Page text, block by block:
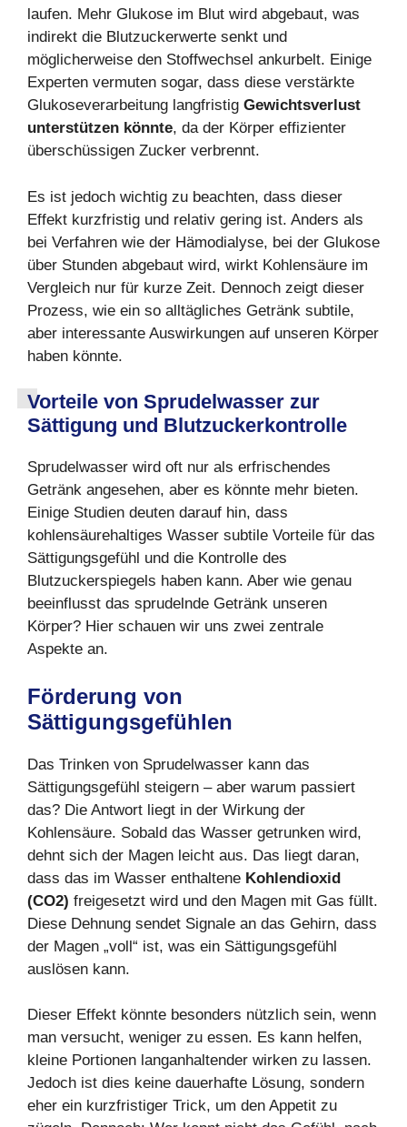
laufen. Mehr Glukose im Blut wird abgebaut, was
indirekt die Blutzuckerwerte senkt und
möglicherweise den Stoffwechsel ankurbelt. Einige
Experten vermuten sogar, dass diese verstärkte
Glukoseverarbeitung langfristig Gewichtsverlust
unterstützen könnte, da der Körper effizienter
überschüssigen Zucker verbrennt.
Es ist jedoch wichtig zu beachten, dass dieser
Effekt kurzfristig und relativ gering ist. Anders als
bei Verfahren wie der Hämodialyse, bei der Glukose
über Stunden abgebaut wird, wirkt Kohlensäure im
Vergleich nur für kurze Zeit. Dennoch zeigt dieser
Prozess, wie ein so alltägliches Getränk subtile,
aber interessante Auswirkungen auf unseren Körper
haben könnte.
Vorteile von Sprudelwasser zur
Sättigung und Blutzuckerkontrolle
Sprudelwasser wird oft nur als erfrischendes
Getränk angesehen, aber es könnte mehr bieten.
Einige Studien deuten darauf hin, dass
kohlensäurehaltiges Wasser subtile Vorteile für das
Sättigungsgefühl und die Kontrolle des
Blutzuckerspiegels haben kann. Aber wie genau
beeinflusst das sprudelnde Getränk unseren
Körper? Hier schauen wir uns zwei zentrale
Aspekte an.
Förderung von
Sättigungsgefühlen
Das Trinken von Sprudelwasser kann das
Sättigungsgefühl steigern – aber warum passiert
das? Die Antwort liegt in der Wirkung der
Kohlensäure. Sobald das Wasser getrunken wird,
dehnt sich der Magen leicht aus. Das liegt daran,
dass das im Wasser enthaltene Kohlendioxid
(CO2) freigesetzt wird und den Magen mit Gas füllt.
Diese Dehnung sendet Signale an das Gehirn, dass
der Magen „voll“ ist, was ein Sättigungsgefühl
auslösen kann.
Dieser Effekt könnte besonders nützlich sein, wenn
man versucht, weniger zu essen. Es kann helfen,
kleine Portionen langanhaltender wirken zu lassen.
Jedoch ist dies keine dauerhafte Lösung, sondern
eher ein kurzfristiger Trick, um den Appetit zu